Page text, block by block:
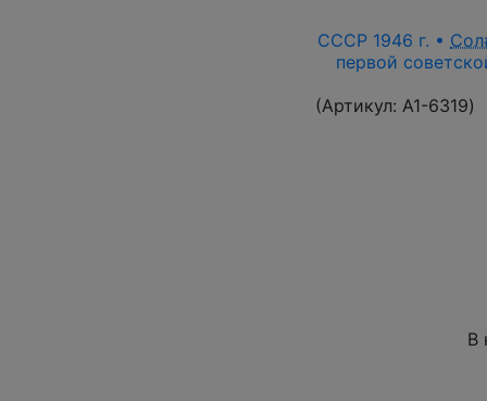
СССР 1946 г. •
первой
(Артикул: A1-6319)
В